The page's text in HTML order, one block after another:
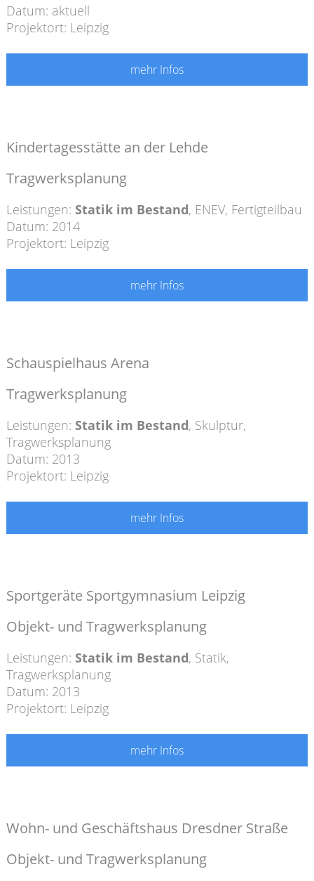
Datum: aktuell
Projektort: Leipzig
mehr Infos
Kindertagesstätte an der Lehde
Tragwerksplanung
Leistungen: Statik im Bestand, ENEV, Fertigteilbau
Datum: 2014
Projektort: Leipzig
mehr Infos
Schauspielhaus Arena
Tragwerksplanung
Leistungen: Statik im Bestand, Skulptur,
Tragwerksplanung
Datum: 2013
Projektort: Leipzig
mehr Infos
Sportgeräte Sportgymnasium Leipzig
Objekt- und Tragwerksplanung
Leistungen: Statik im Bestand, Statik,
Tragwerksplanung
Datum: 2013
Projektort: Leipzig
mehr Infos
Wohn- und Geschäftshaus Dresdner Straße
Objekt- und Tragwerksplanung